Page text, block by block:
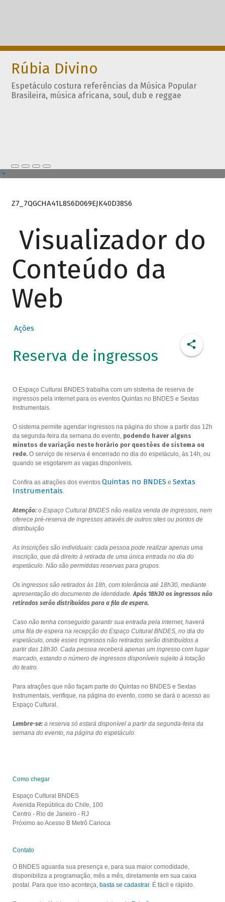
Rúbia Divino
Espetáculo costura referências da Música Popular
Brasileira, música africana, soul, dub e reggae
Z7_7QGCHA41L8S6D069EJK40D38S6
Visualizador do
Conteúdo da
Web
Ações
Reserva de ingressos
O Espaço Cultural BNDES trabalha com um sistema de reserva de
ingressos pela internet para os eventos Quintas no BNDES e Sextas
Instrumentais.
O sistema permite agendar ingressos na página do show a partir das 12h
da segunda-feira da semana do evento, podendo haver alguns
minutos de variação neste horário por questões de sistema ou
rede.O serviço de reserva é encerrado no dia do espetáculo, às 14h, ou
quando se esgotarem as vagas disponíveis.
Confira as atrações dos eventos Quintas no BNDES e Sextas
Instrumentais.
Atenção:o Espaço Cultural BNDES não realiza venda de ingressos, nem
oferece pré-reserva de ingressos através de outros sites ou pontos de
distribuição
As inscrições são individuais: cada pessoa pode realizar apenas uma
inscrição, que dá direito à retirada de uma única entrada no dia do
espetáculo. Não são permitidas reservas para grupos.
Os ingressos são retirados às 18h, com tolerância até 18h30, mediante
apresentação do documento de identidade.Após 18h30 os ingressos não
retirados serão distribuídos para a fila de espera.
Caso não tenha conseguido garantir sua entrada pela internet, haverá
uma fila de espera na recepção do Espaço Cultural BNDES, no dia do
espetáculo, onde esses ingressos não retirados serão distribuídos a
partir das 18h30. Cada pessoa receberá apenas um ingresso com lugar
marcado, estando o número de ingressos disponíveis sujeito à lotação
do teatro.
Para atrações que não façam parte do Quintas no BNDES e Sextas
Instrumentais, verifique, na página do evento, como se dará o acesso ao
Espaço Cultural.
Lembre-se:a reserva só estará disponível a partir da segunda-feira da
semana do evento, na página do espetáculo.
Como chegar
Espaço Cultural BNDES
Avenida República do Chile, 100
Centro - Rio de Janeiro - RJ
Próximo ao Acesso B Metrô Carioca
Contato
O BNDES aguarda sua presença e, para sua maior comodidade,
disponibiliza a programação, mês a mês, diretamente em sua caixa
postal. Para que isso aconteça, basta se cadastrar. É fácil e rápido.